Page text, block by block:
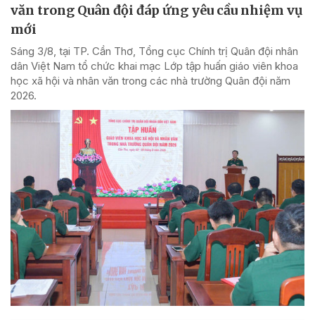
văn trong Quân đội đáp ứng yêu cầu nhiệm vụ
mới
Sáng 3/8, tại TP. Cần Thơ, Tổng cục Chính trị Quân đội nhân
dân Việt Nam tổ chức khai mạc Lớp tập huấn giáo viên khoa
học xã hội và nhân văn trong các nhà trường Quân đội năm
2026.